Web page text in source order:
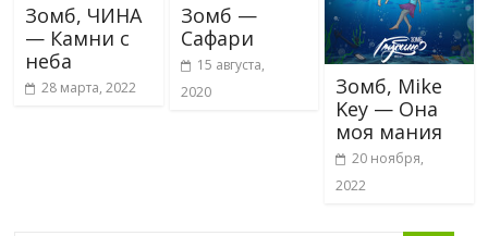
Зомб, ЧИНА
— Камни с
неба
28 марта, 2022
Зомб —
Сафари
15 августа,
2020
Зомб, Mike
Key — Она
моя мания
20 ноября,
2022